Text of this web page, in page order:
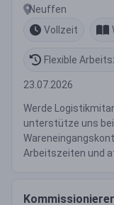
Neuffen
Vollzeit
Flexible
23.07.2026
Werde
unterstütze uns
Arbeitszeiten und